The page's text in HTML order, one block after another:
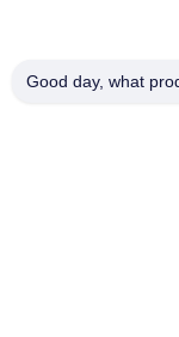
2026 Meishan Jize
Good day, what